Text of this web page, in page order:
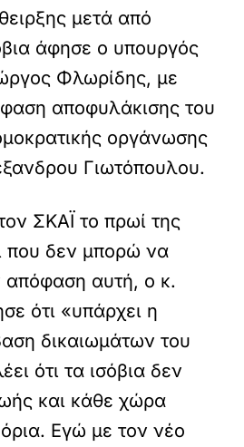
μετά από
άφησε ο υπουργός
Φλωρίδης, με
αποφυλάκισης του
οργάνωσης
Γιωτόπουλου.
ΣΚΑΪ το πρωί της
που δεν μπορώ να
απόφαση αυτή, ο κ.
ότι «υπάρχει η
δικαιωμάτων του
ότι τα ισόβια δεν
και κάθε χώρα
Εγώ με τον νέο